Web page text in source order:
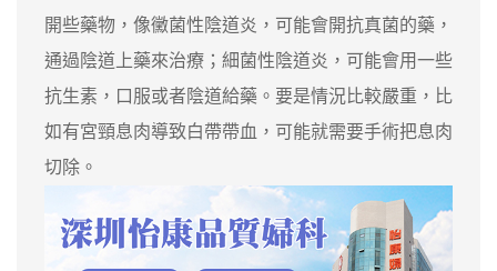
開些藥物，像黴菌性陰道炎，可能會開抗真菌的藥，
通過陰道上藥來治療；細菌性陰道炎，可能會用一些
抗生素，口服或者陰道給藥。要是情況比較嚴重，比
如有宮頸息肉導致白帶帶血，可能就需要手術把息肉
切除。